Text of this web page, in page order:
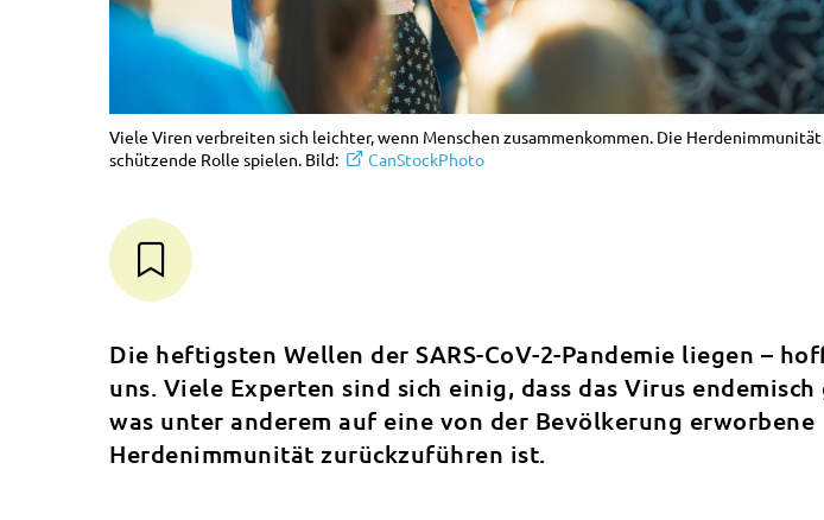
Viele Viren verbreiten sich leichter, wenn Menschen zusammenkommen. Die
schützende Rolle spielen. Bild:
CanStockPhoto
Die heftigsten Wellen der SARS-CoV-2-Pandemie liegen –
uns. Viele Experten sind sich einig, dass das Virus
was unter anderem auf eine von der Bevölkerung erworbene
Herdenimmunität zurückzuführen ist.